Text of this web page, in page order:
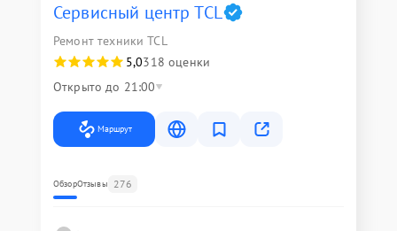
Сервисный центр TCL
Ремонт техники TCL
5,0318 оценки
Открыто до 21:00
Маршрут
ОбзорОтзывы 276